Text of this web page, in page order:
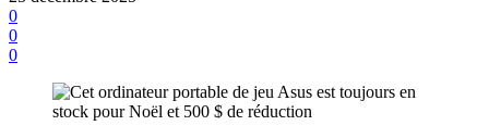
0
0
0